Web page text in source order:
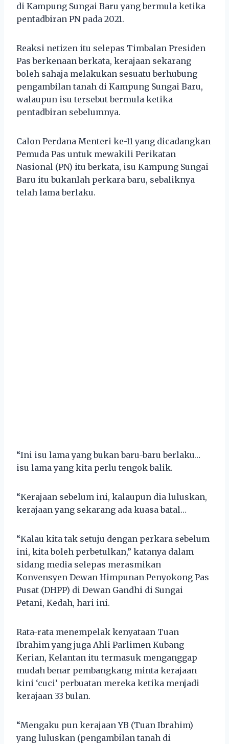
di Kampung Sungai Baru yang bermula ketika
pentadbiran PN pada 2021.
Reaksi netizen itu selepas Timbalan Presiden
Pas berkenaan berkata, kerajaan sekarang
boleh sahaja melakukan sesuatu berhubung
pengambilan tanah di Kampung Sungai Baru,
walaupun isu tersebut bermula ketika
pentadbiran sebelumnya.
Calon Perdana Menteri ke-11 yang dicadangkan
Pemuda Pas untuk mewakili Perikatan
Nasional (PN) itu berkata, isu Kampung Sungai
Baru itu bukanlah perkara baru, sebaliknya
telah lama berlaku.
“Ini isu lama yang bukan baru-baru berlaku…
isu lama yang kita perlu tengok balik.
“Kerajaan sebelum ini, kalaupun dia luluskan,
kerajaan yang sekarang ada kuasa batal…
“Kalau kita tak setuju dengan perkara sebelum
ini, kita boleh perbetulkan,” katanya dalam
sidang media selepas merasmikan
Konvensyen Dewan Himpunan Penyokong Pas
Pusat (DHPP) di Dewan Gandhi di Sungai
Petani, Kedah, hari ini.
Rata-rata menempelak kenyataan Tuan
Ibrahim yang juga Ahli Parlimen Kubang
Kerian, Kelantan itu termasuk menganggap
mudah benar pembangkang minta kerajaan
kini ‘cuci’ perbuatan mereka ketika menjadi
kerajaan 33 bulan.
“Mengaku pun kerajaan YB (Tuan Ibrahim)
yang luluskan (pengambilan tanah di